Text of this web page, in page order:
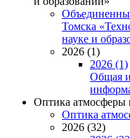
Томска
науке и
2026 (1)
2026 (1)
Общая
Оптика атмосферы
Оптика
2026 (32)